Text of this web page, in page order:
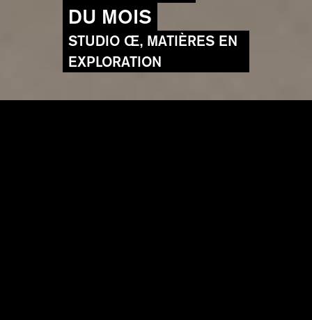
DU MOIS
STUDIO Œ, MATIÈRES EN
EXPLORATION